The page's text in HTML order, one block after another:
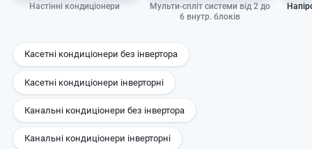
Настінні кондиціонери
Мульти-спліт системи від 2 до
6 внутр. блоків
Касетні кондиціонери без інвертора
Касетні кондиціонери інверторні
Канальні кондиціонери без інвертора
Канальні кондиціонери інверторні